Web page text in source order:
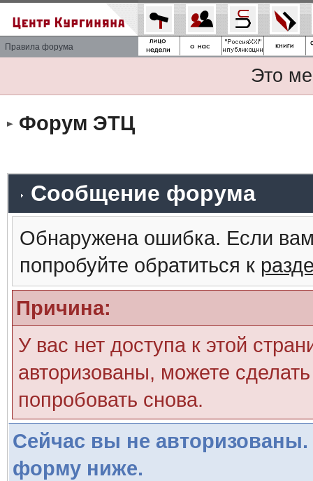
Правила форума
Это
Форум ЭТЦ
Сообщение форума
Обнаружена ошибка. Если
попробуйте обратиться к
Причина:
У вас нет доступа к этой
авторизованы, можете
попробовать снова.
Сейчас вы не авторизованы.
форму ниже.